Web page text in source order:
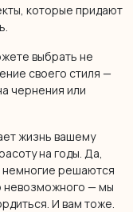
которые придают
выбрать не
своего стиля —
чернения или
жизнь вашему
на годы. Да,
немногие решаются
невозможного — мы
И вам тоже.